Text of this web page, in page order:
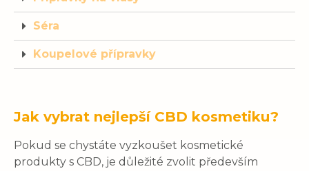
Séra
Koupelové přípravky
Jak vybrat nejlepší CBD kosmetiku?
Pokud se chystáte vyzkoušet kosmetické
produkty s CBD, je důležité zvolit především